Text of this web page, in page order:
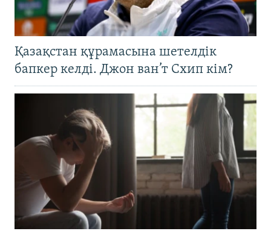
Қазақстан құрамасына шетелдік
бапкер келді. Джон ван’т Схип кім?